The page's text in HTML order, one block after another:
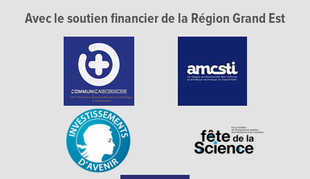
Avec le soutien financier de la Région Grand Est